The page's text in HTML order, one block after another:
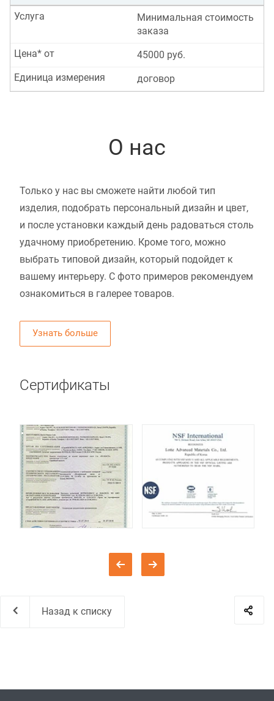
Минимальная стоимость
заказа
Услуга
45000 руб.
Цена* от
договор
Единица измерения
О нас
Только у нас вы сможете найти любой тип
изделия, подобрать персональный дизайн и цвет,
и после установки каждый день радоваться столь
удачному приобретению. Кроме того, можно
выбрать типовой дизайн, который подойдет к
вашему интерьеру. С фото примеров рекомендуем
ознакомиться в галерее товаров.
Узнать больше
Сертификаты
Назад к списку